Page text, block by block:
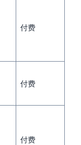
付费
付费
付费